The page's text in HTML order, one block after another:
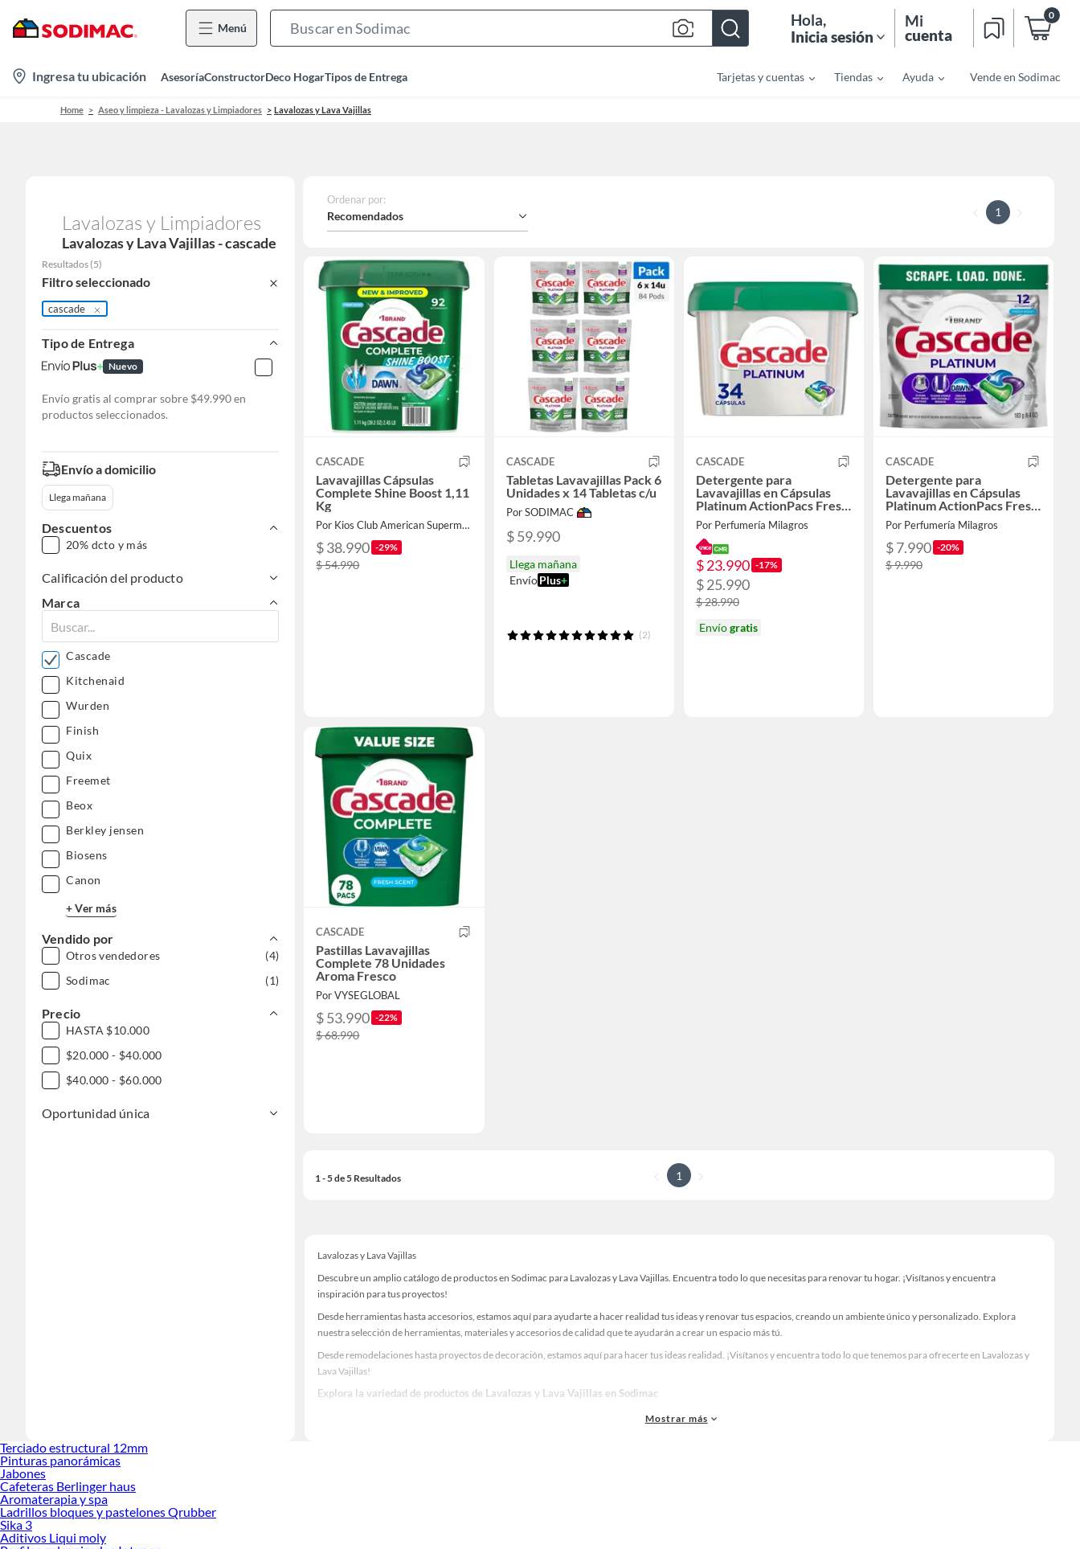
Menú
Bar
Hola,
Inicia sesión
Mi
cuenta
0
location-
icon
Ingresa tu ubicación AsesoríaConstructorDeco HogarTipos de Entrega Tarjetas y cuentas Tiendas Ayuda Vende en Sodimac
Home Aseo y limpieza - Lavalozas y Limpiadores Lavalozas y Lava Vajillas
Lavalozas y Limpiadores
Lavalozas y Lava Vajillas - cascade
Resultados (5)
Filtro seleccionado
cascade
Tipo de Entrega
Nuevo
Envío gratis al comprar sobre $49.990 en
productos seleccionados.
Envío a domicilio
Llega mañana
Descuentos
20% dcto y más
Calificación del producto
Marca
Cascade
Kitchenaid
Wurden
Finish
Quix
Freemet
Beox
Berkley jensen
Biosens
Canon
+ Ver más
Vendido por
Otros vendedores
(4)
Sodimac
(1)
Precio
HASTA $10.000
$20.000 - $40.000
$40.000 - $60.000
Oportunidad única
Ordenar por:
Recomendados 1
CASCADE
Lavavajillas Cápsulas
Complete Shine Boost 1,11
Kg
Por Kios Club American Supermarket
$ 38.990 -29%
$ 54.990
CASCADE
Tabletas Lavavajillas Pack 6
Unidades x 14 Tabletas c/u
Por SODIMAC
$ 59.990
Llega mañana
Envío Plus+
(2)
CASCADE
Detergente para
Lavavajillas en Cápsulas
Platinum ActionPacs Fresh
Scent 34 un
Por Perfumería Milagros
$ 23.990 -17%
$ 25.990
$ 28.990
Envíogratis
CASCADE
Detergente para
Lavavajillas en Cápsulas
Platinum ActionPacs Fresh
Scent 12 un
Por Perfumería Milagros
$ 7.990 -20%
$ 9.990
CASCADE
Pastillas Lavavajillas
Complete 78 Unidades
Aroma Fresco
Por VYSEGLOBAL
$ 53.990 -22%
$ 68.990
1 - 5 de 5 Resultados 1
Lavalozas y Lava Vajillas
Descubre un amplio catálogo de productos en Sodimac para Lavalozas y Lava Vajillas. Encuentra todo lo que necesitas para renovar tu hogar. ¡Visítanos y encuentra
inspiración para tus proyectos!
Desde herramientas hasta accesorios, estamos aquí para ayudarte a hacer realidad tus ideas y renovar tus espacios, creando un ambiente único y personalizado. Explora
nuestra selección de herramientas, materiales y accesorios de calidad que te ayudarán a crear un espacio más tú.
Desde remodelaciones hasta proyectos de decoración, estamos aquí para hacer tus ideas realidad. ¡Visítanos y encuentra todo lo que tenemos para ofrecerte en Lavalozas y
Lava Vajillas!
Explora la variedad de productos de Lavalozas y Lava Vajillas en Sodimac
Herramientas, materiales y accesorios de calidad para tus proyectos y renovación de espacios. ¡Visítanos y descubre todo lo que tenemos para ofrecerte!
Mostrar más
Terciado estructural 12mm
Pinturas panorámicas
Jabones
Cafeteras Berlinger haus
Aromaterapia y spa
Ladrillos bloques y pastelones Qrubber
Sika 3
Aditivos Liqui moly